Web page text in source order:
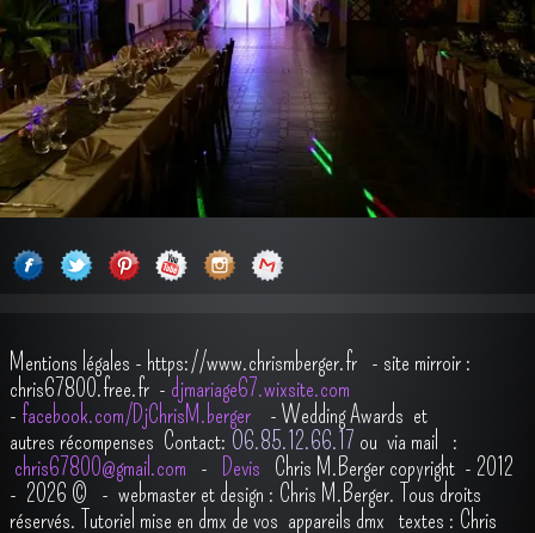
Mentions légales - https://www.chrismberger.fr - site mirroir :
chris67800.free.fr - djmariage67.wixsite.com
- facebook.com/DjChrisM.berger - Wedding Awards et
autres récompenses Contact: O6.85.12.66.17 ou via mail :
chris67800@gmail.com - Devis Chris M.Berger copyright - 2012
- 2026 © - webmaster et design : Chris M.Berger. Tous droits
réservés. Tutoriel mise en dmx de vos appareils dmx textes : Chris